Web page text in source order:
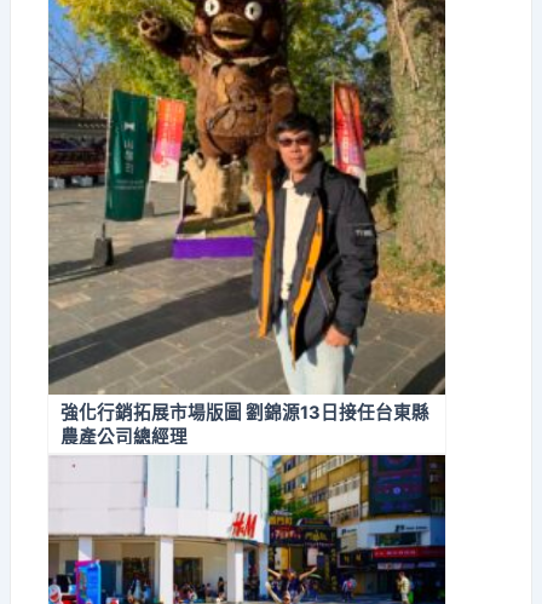
強化行銷拓展市場版圖 劉錦源13日接任台東縣
農產公司總經理